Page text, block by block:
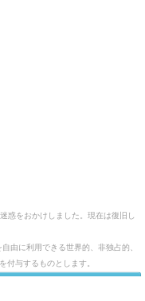
をおかけしました。現在は復旧し
由に利用できる世界的、非独占的、
付与するものとします。